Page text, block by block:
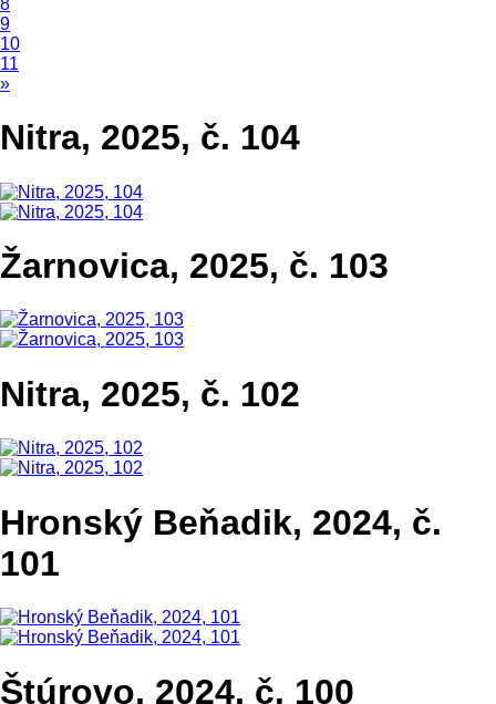
9
10
11
»
Nitra, 2025, č. 104
Žarnovica, 2025, č. 103
Nitra, 2025, č. 102
Hronský Beňadik, 2024, č.
101
Štúrovo, 2024, č. 100